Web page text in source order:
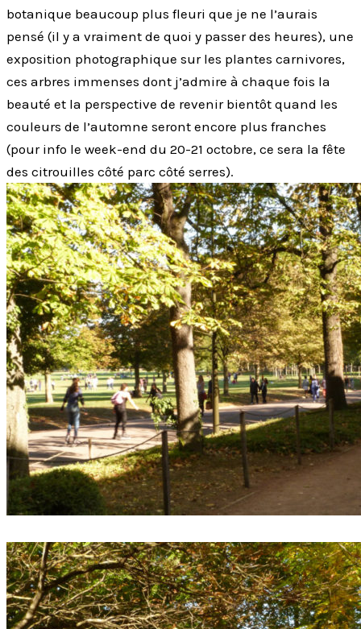
botanique beaucoup plus fleuri que je ne l’aurais
pensé (il y a vraiment de quoi y passer des heures), une
exposition photographique sur les plantes carnivores,
ces arbres immenses dont j’admire à chaque fois la
beauté et la perspective de revenir bientôt quand les
couleurs de l’automne seront encore plus franches
(pour info le week-end du 20-21 octobre, ce sera la fête
des citrouilles côté parc côté serres).